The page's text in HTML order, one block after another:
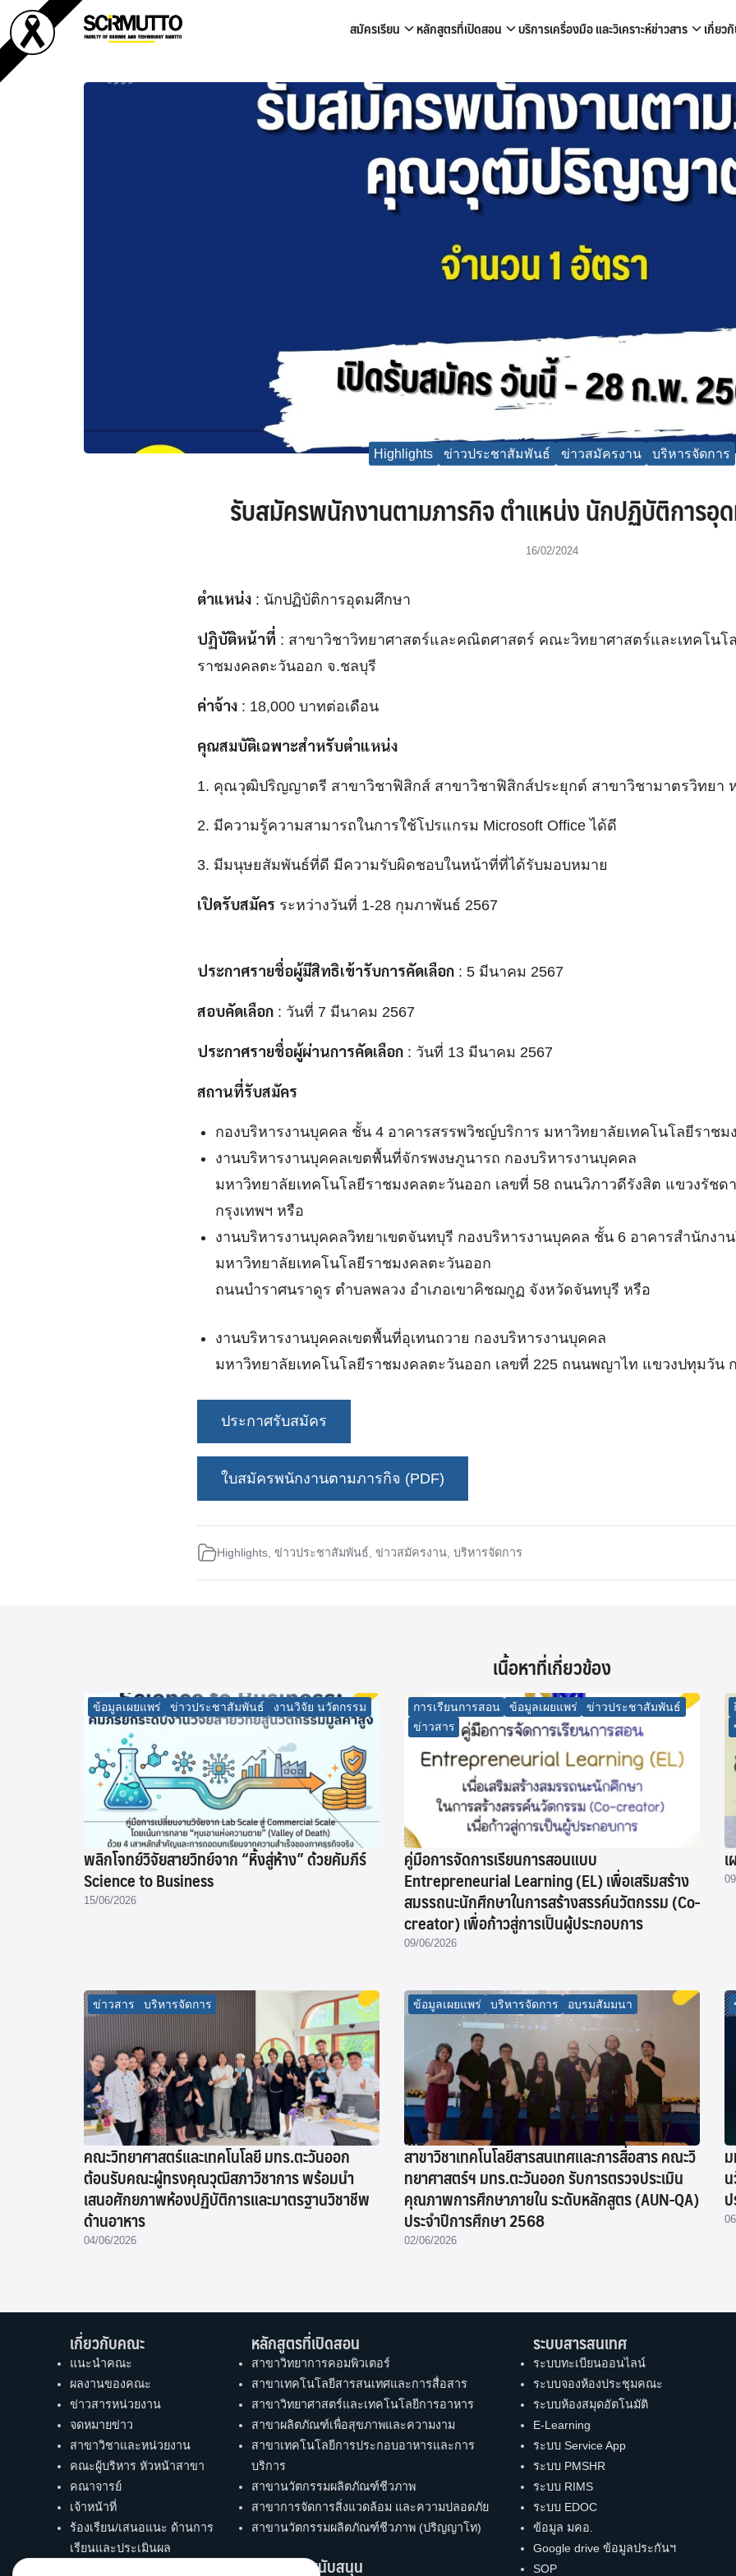
Skip
content
สมัครเรียน หลักสูตรที่เปิดสอน บริการเครื่องมือ และวิเคราะห์ข่าวสาร เกี่ยว
for:
Highlights ข่าวประชาสัมพันธ์ ข่าวสมัครงาน บริหารจัดการ
รับสมัครพนักงานตามภารกิจ ตำแหน่ง นักปฏิบัติการอุ
16/02/2024
ตำแหน่ง : นักปฏิบัติการอุดมศึกษา
ปฏิบัติหน้าที่ : สาขาวิชาวิทยาศาสตร์และคณิตศาสตร์ คณะวิทยาศาสตร์และเทคโนโ
ราชมงคลตะวันออก จ.ชลบุรี
ค่าจ้าง : 18,000 บาทต่อเดือน
คุณสมบัติเฉพาะสำหรับตำแหน่ง
1. คุณวุฒิปริญญาตรี สาขาวิชาฟิสิกส์ สาขาวิชาฟิสิกส์ประยุกต์ สาขาวิชามาตรวิทยา
2. มีความรู้ความสามารถในการใช้โปรแกรม Microsoft Office ได้ดี
3. มีมนุษยสัมพันธ์ที่ดี มีความรับผิดชอบในหน้าที่ที่ได้รับมอบหมาย
เปิดรับสมัคร ระหว่างวันที่ 1-28 กุมภาพันธ์ 2567
ประกาศรายชื่อผู้มีสิทธิเข้ารับการคัดเลือก : 5 มีนาคม 2567
สอบคัดเลือก : วันที่ 7 มีนาคม 2567
ประกาศรายชื่อผู้ผ่านการคัดเลือก : วันที่ 13 มีนาคม 2567
สถานที่รับสมัคร
กองบริหารงานบุคคล ชั้น 4 อาคารสรรพวิชญ์บริการ มหาวิทยาลัยเทคโนโลยีราช
งานบริหารงานบุคคลเขตพื้นที่จักรพงษภูนารถ กองบริหารงานบุคคล
มหาวิทยาลัยเทคโนโลยีราชมงคลตะวันออก เลขที่ 58 ถนนวิภาวดีรังสิต แขวงรัชด
กรุงเทพฯ หรือ
งานบริหารงานบุคคลวิทยาเขตจันทบุรี กองบริหารงานบุคคล ชั้น 6 อาคารสำนักงา
มหาวิทยาลัยเทคโนโลยีราชมงคลตะวันออก
ถนนบำราศนราดูร ตำบลพลวง อำเภอเขาคิชฌกูฏ จังหวัดจันทบุรี หรือ
งานบริหารงานบุคคลเขตพื้นที่อุเทนถวาย กองบริหารงานบุคคล
มหาวิทยาลัยเทคโนโลยีราชมงคลตะวันออก เลขที่ 225 ถนนพญาไท แขวงปทุมวัน
ประกาศรับสมัคร
ใบสมัครพนักงานตามภารกิจ (PDF)
Highlights ข่าวประชาสัมพันธ์ ข่าวสมัครงาน บริหารจัดการ
เนื้อหาที่เกี่ยวข้อง
ข้อมูลเผยแพร่ ข่าวประชาสัมพันธ์ งานวิจัย นวัตกรรม
พลิกโจทย์วิจัยสายวิทย์จาก “หิ้งสู่ห้าง” ด้วยคัมภีร์
Science to Business
15/06/2026
การเรียนการสอน ข้อมูลเผยแพร่
ข่าวประชาสัมพันธ์
ข่าวสาร
คู่มือการจัดการเรียนการสอนแบบ
Entrepreneurial Learning (EL) เพื่อเสริมสร้าง
สมรรถนะนักศึกษาในการสร้างสรรค์นวัตกรรม (Co-
creator) เพื่อก้าวสู่การเป็นผู้ประกอบการ
09/06/2026
ข่าวสาร บริหารจัดการ
คณะวิทยาศาสตร์และเทคโนโลยี มทร.ตะวันออก
ต้อนรับคณะผู้ทรงคุณวุฒิสภาวิชาการ พร้อมนำ
เสนอศักยภาพห้องปฏิบัติการและมาตรฐานวิชาชีพ
ด้านอาหาร
04/06/2026
ข้อมูลเผยแพร่ บริหารจัดการ อบรมสัมมนา
สาขาวิชาเทคโนโลยีสารสนเทศและการสื่อสาร คณะวิ
ทยาศาสตร์ฯ มทร.ตะวันออก รับการตรวจประเมิน
คุณภาพการศึกษาภายใน ระดับหลักสูตร (AUN-QA)
ประจำปีการศึกษา 2568
02/06/2026
เกี่ยวกับคณะ
แนะนำคณะ
ผลงานของคณะ
ข่าวสารหน่วยงาน
จดหมายข่าว
สาขาวิชาและหน่วยงาน
คณะผู้บริหาร หัวหน้าสาขา
คณาจารย์
เจ้าหน้าที่
ร้องเรียน/เสนอแนะ ด้านการ
เรียนและประเมินผล
หลักสูตรที่เปิดสอน
สาขาวิทยาการคอมพิวเตอร์
สาขาเทคโนโลยีสารสนเทศและการสื่อสาร
สาขาวิทยาศาสตร์และเทคโนโลยีการอาหาร
สาขาผลิตภัณฑ์เพื่อสุขภาพและความงาม
สาขาเทคโนโลยีการประกอบอาหารและการ
บริการ
สาขานวัตกรรมผลิตภัณฑ์ชีวภาพ
สาขาการจัดการสิ่งแวดล้อม และความปลอดภัย
สาขานวัตกรรมผลิตภัณฑ์ชีวภาพ (ปริญญาโท)
หน่วยงานสนับสนุน
ระบบสารสนเทศ
ระบบทะเบียนออนไลน์
ระบบจองห้องประชุมคณะ
ระบบห้องสมุดอัตโนมัติ
E-Learning
ระบบ Service App
ระบบ PMSHR
ระบบ RIMS
ระบบ EDOC
ข้อมูล มคอ.
Google drive ข้อมูลประกันฯ
SOP